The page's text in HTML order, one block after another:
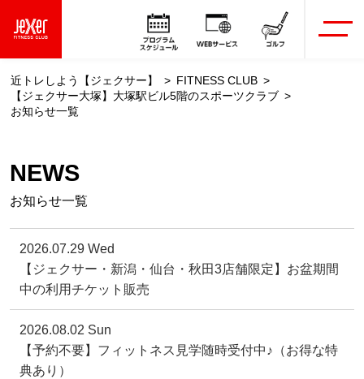
近トレしよう【ジェクサー】
FITNESS CLUB
【ジェクサー大塚】大塚駅ビル5階のスポーツクラブ
お知らせ一覧
NEWS
お知らせ一覧
2026.07.29 Wed
【ジェクサー・新潟・仙台・秋田3店舗限定】お盆期間
中の利用チケット販売
2026.08.02 Sun
【予約不要】フィットネス見学随時受付中♪（お得な特
典あり）